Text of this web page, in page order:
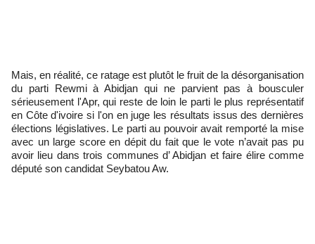
Mais, en réalité, ce ratage est plutôt le fruit de la désorganisation
du parti Rewmi à Abidjan qui ne parvient pas à bousculer
sérieusement l'Apr, qui reste de loin le parti le plus représentatif
en Côte d'ivoire si l'on en juge les résultats issus des dernières
élections législatives. Le parti au pouvoir avait remporté la mise
avec un large score en dépit du fait que le vote n’avait pas pu
avoir lieu dans trois communes d’ Abidjan et faire élire comme
député son candidat Seybatou Aw.